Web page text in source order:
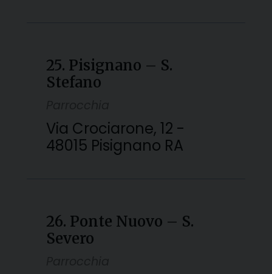
25. Pisignano – S.
Stefano
Via Crociarone, 12 -
48015 Pisignano RA
26. Ponte Nuovo – S.
Severo